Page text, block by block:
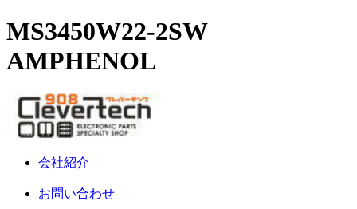
MS3450W22-2SW
AMPHENOL
会社紹介
お問い合わせ